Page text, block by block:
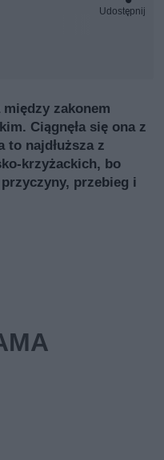
Udostępnij
między zakonem
Ciągnęła się ona z
to najdłuższa z
krzyżackich, bo
przebieg i